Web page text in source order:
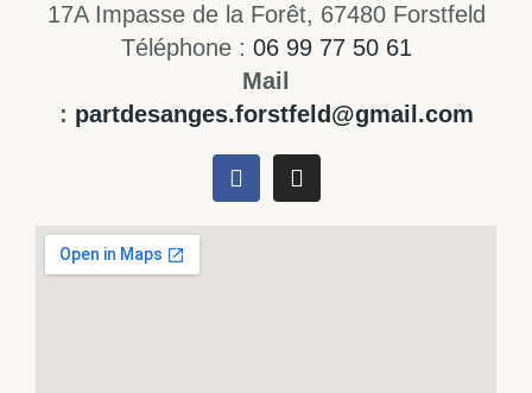
17A Impasse de la Forêt, 67480 Forstfeld
Téléphone : 06 99 77 50 61
Mail
: partdesanges.forstfeld@gmail.com